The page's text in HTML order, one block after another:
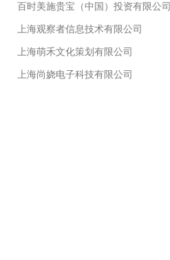
百时美施贵宝（中国）投资有限公司
上海观察者信息技术有限公司
上海萌禾文化策划有限公司
上海尚娆电子科技有限公司